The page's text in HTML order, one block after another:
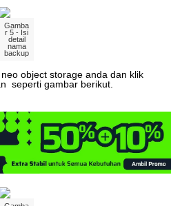
Gamba
r 5 - Isi
detail
nama
backup
neo object storage anda dan klik
seperti gambar berikut